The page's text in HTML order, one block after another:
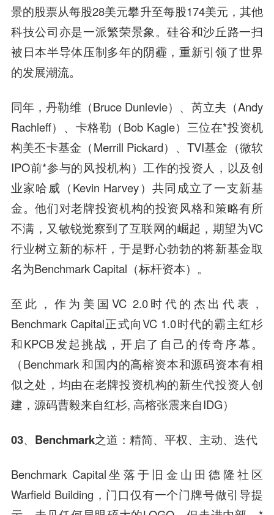
景的股票从每股28美元攀升至每股174美元，其他
科技公司亦是一派繁荣景象。硅谷和沙丘路一扫
被日本半导体压制多年的阴霾，重新引领了世界
的发展潮流。
同年，丹勒维（Bruce Dunlevie）、芮立夫（Andy
Rachleff）、卡格勒（Bob Kagle）三位在*投资机
构美丕卡基金（Merrill Pickard）、TVI基金（微软
IPO前*参与的风投机构）工作的投资人，以及创
业家哈威（Kevin Harvey）共同成立了一支新基
金。他们对老牌投资机构的投资风格和策略有所
不满，又敏锐觉察到了互联网的崛起，期望为VC
行业树立新的标杆，于是野心勃勃的将新基金取
名为Benchmark Capital（标杆资本）。
至此，作为美国VC 2.0时代的杰出代表，
Benchmark Capital正式向VC 1.0时代的霸主红杉
和KPCB发起挑战，开启了自己的传奇序幕。
（Benchmark 和国内的高榕资本和源码资本有相
似之处，均由在老牌投资机构的新生代投资人创
建，源码曹毅来自红杉, 高榕张震来自IDG）
03、 Benchmark之道：精简、平权、主动、迭代
Benchmark Capital坐落于旧金山田德隆社区
Warfield Building，门口仅有一个门牌号做引导提